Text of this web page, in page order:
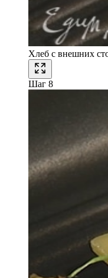
Хлеб с внешних
Шаг 8